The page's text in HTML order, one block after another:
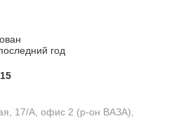
год
17/А, офис 2 (р-он ВАЗА),